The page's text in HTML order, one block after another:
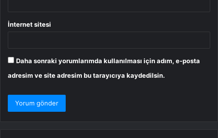
İnternet sitesi
Daha sonraki yorumlarımda kullanılması için adım, e-posta
adresim ve site adresim bu tarayıcıya kaydedilsin.